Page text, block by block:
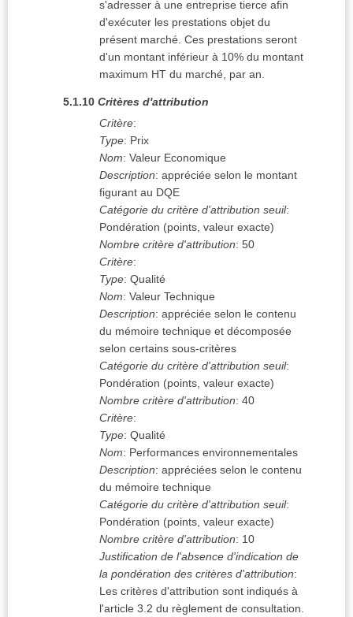
s'adresser à une entreprise tierce afin
d'exécuter les prestations objet du
présent marché. Ces prestations seront
d'un montant inférieur à 10% du montant
maximum HT du marché, par an.
5.1.10 Critères d'attribution
Critère:
Type: Prix
Nom: Valeur Economique
Description: appréciée selon le montant
figurant au DQE
Catégorie du critère d'attribution seuil:
Pondération (points, valeur exacte)
Nombre critère d'attribution: 50
Critère:
Type: Qualité
Nom: Valeur Technique
Description: appréciée selon le contenu
du mémoire technique et décomposée
selon certains sous-critères
Catégorie du critère d'attribution seuil:
Pondération (points, valeur exacte)
Nombre critère d'attribution: 40
Critère:
Type: Qualité
Nom: Performances environnementales
Description: appréciées selon le contenu
du mémoire technique
Catégorie du critère d'attribution seuil:
Pondération (points, valeur exacte)
Nombre critère d'attribution: 10
Justification de l'absence d'indication de
la pondération des critères d'attribution:
Les critères d'attribution sont indiqués à
l'article 3.2 du règlement de consultation.